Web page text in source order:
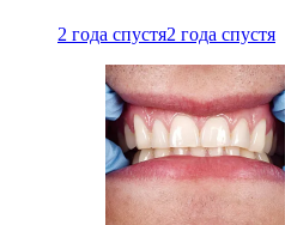
2 года спустя2 года спустя